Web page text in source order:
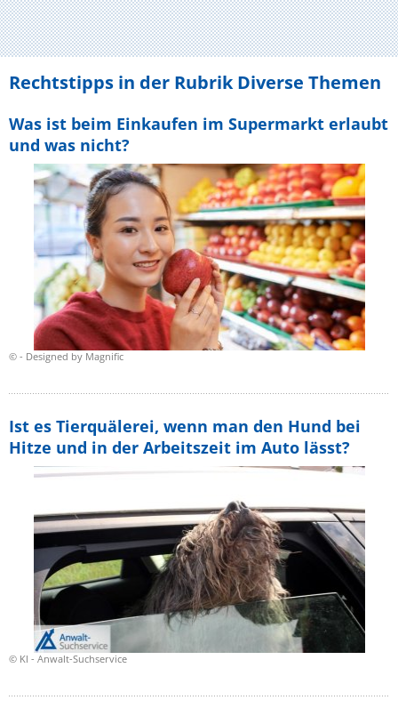
Rechtstipps in der Rubrik Diverse Themen
© - Designed by Magnific
Was ist beim Einkaufen im Supermarkt erlaubt
und was nicht?
© Kl - Anwalt-Suchservice
Ist es Tierquälerei, wenn man den Hund bei
Hitze und in der Arbeitszeit im Auto lässt?